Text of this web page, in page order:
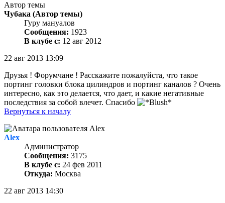
Автор темы
Чубака (Автор темы)
Гуру мануалов
Сообщения: 1923
В клубе с: 12 авг 2012
22 авг 2013 13:09
Друзья ! Форумчане ! Расскажите пожалуйста, что такое
портинг головки блока цилиндров и портинг каналов ? Очень
интересно, как это делается, что дает, и какие негативные
последствия за собой влечет. Спасибо
Вернуться к началу
Alex
Администратор
Сообщения: 3175
В клубе с: 24 фев 2011
Откуда: Москва
22 авг 2013 14:30